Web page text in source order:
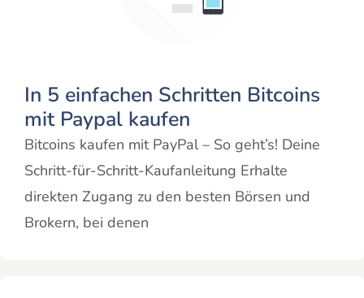
In 5 einfachen Schritten Bitcoins
mit Paypal kaufen
Bitcoins kaufen mit PayPal – So geht’s! Deine
Schritt-für-Schritt-Kaufanleitung Erhalte
direkten Zugang zu den besten Börsen und
Brokern, bei denen